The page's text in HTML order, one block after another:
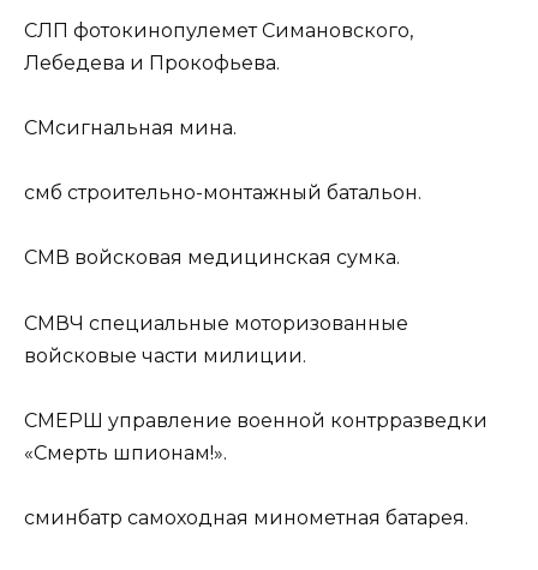
СЛП фотокинопулемет Симановского,
Лебедева и Прокофьева.
СМсигнальная мина.
смб строительно-монтажный батальон.
СМВ войсковая медицинская сумка.
СМВЧ специальные моторизованные
войсковые части милиции.
СМЕРШ управление военной контрразведки
«Смерть шпионам!».
сминбатр самоходная минометная батарея.